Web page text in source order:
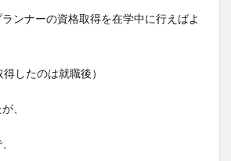
ンナーの資格取得を在学中に行えばよ
得したのは就職後）
、